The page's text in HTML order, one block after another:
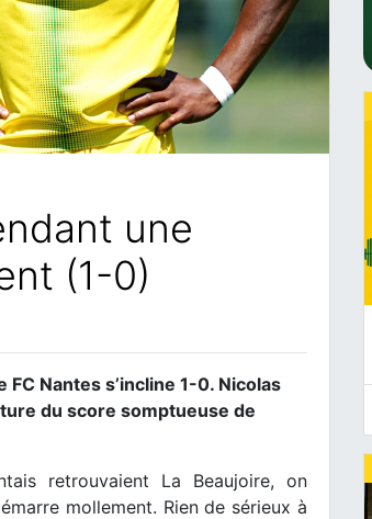
une
(1-0)
Nantes s’incline 1-0. Nicolas
du score somptueuse de
retrouvaient La Beaujoire, on
mollement. Rien de sérieux à